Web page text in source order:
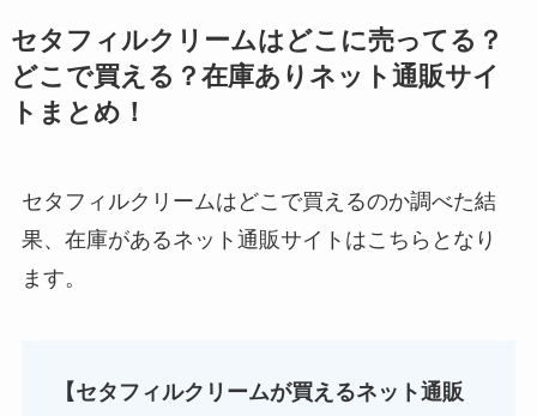
店！
ストレッチポールはどこで買える？取扱店は100均
やニトリ？
セタフィルクリームはどこに売ってる？
どこで買える？在庫ありネット通販サイ
トまとめ！
セタフィルクリームはどこで買えるのか調べた結
果、在庫があるネット通販サイトはこちらとなり
ます。
【セタフィルクリームが買えるネット通販